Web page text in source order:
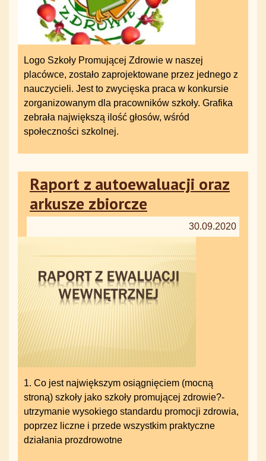
Logo Szkoły Promującej Zdrowie w naszej
placówce, zostało zaprojektowane przez jednego z
nauczycieli. Jest to zwycięska praca w konkursie
zorganizowanym dla pracowników szkoły. Grafika
zebrała największą ilość głosów, wśród
społeczności szkolnej.
Raport z autoewaluacji oraz
arkusze zbiorcze
30.09.2020
1. Co jest największym osiągnięciem (mocną
stroną) szkoły jako szkoły promującej zdrowie?-
utrzymanie wysokiego standardu promocji zdrowia,
poprzez liczne i przede wszystkim praktyczne
działania prozdrowotne